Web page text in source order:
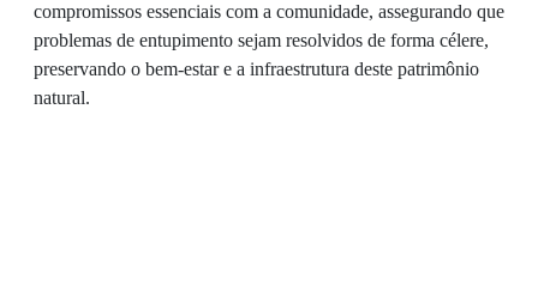
compromissos essenciais com a comunidade, assegurando que
problemas de entupimento sejam resolvidos de forma célere,
preservando o bem-estar e a infraestrutura deste patrimônio
natural.